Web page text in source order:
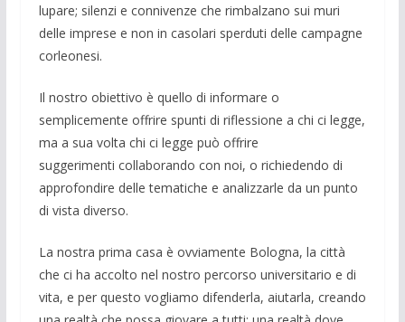
lupare; silenzi e connivenze che rimbalzano sui muri
delle imprese e non in casolari sperduti delle campagne
corleonesi.
Il nostro obiettivo è quello di informare o
semplicemente offrire spunti di riflessione a chi ci legge,
ma a sua volta chi ci legge può offrire
suggerimenti collaborando con noi, o richiedendo di
approfondire delle tematiche e analizzarle da un punto
di vista diverso.
La nostra prima casa è ovviamente Bologna, la città
che ci ha accolto nel nostro percorso universitario e di
vita, e per questo vogliamo difenderla, aiutarla, creando